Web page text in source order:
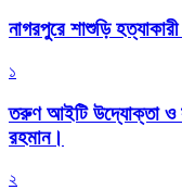
নাগরপুরে শাশুড়ি
১
তরুণ আইটি উদ্যোক্তা ও
রহমান।
২